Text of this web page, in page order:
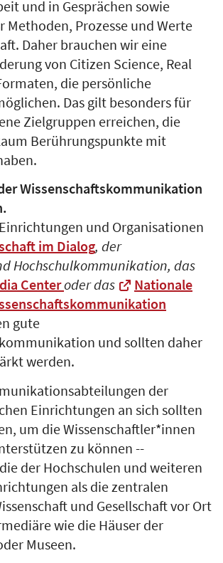
und in Gesprächen sowie
Methoden, Prozesse und Werte
Daher brauchen wir eine
von Citizen Science, Real
die persönliche
Das gilt besonders für
Zielgruppen erreichen, die
Berührungspunkte mit
Wissenschaftskommunikation
und Organisationen
im Dialog, der
Hochschulkommunikation, das
Centeroder das
Nationale
gute
und sollten daher
werden.
der
Einrichtungen an sich sollten
um die Wissenschaftler*innen
zu können --
der Hochschulen und weiteren
als die zentralen
und Gesellschaft vor Ort
wie die Häuser der
Museen.